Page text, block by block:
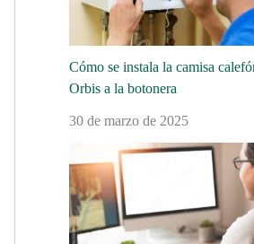
Cómo se instala la camisa
Orbis a la botonera
30 de marzo de 2025